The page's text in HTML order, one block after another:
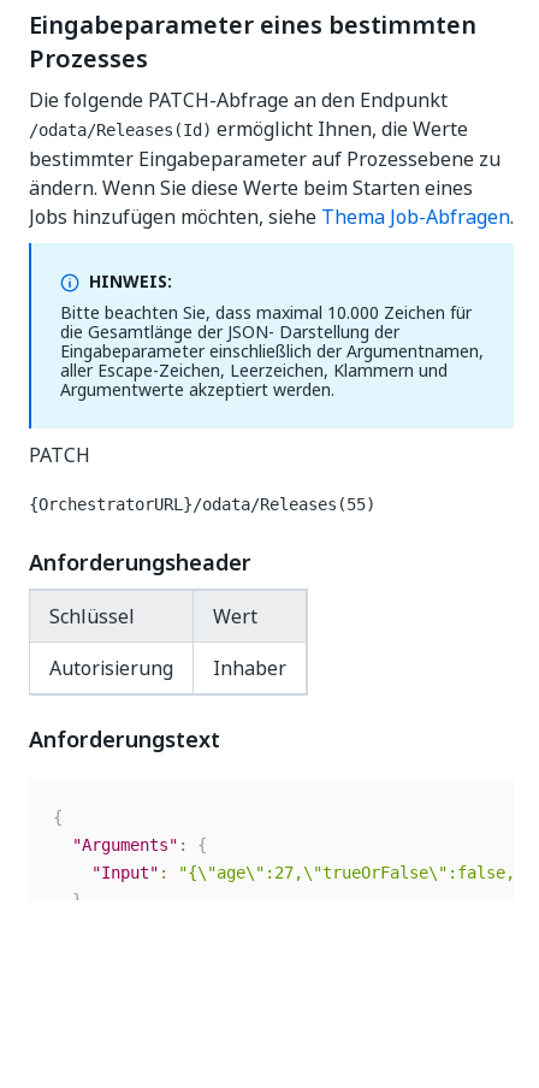
Eingabeparameter eines bestimmten
Prozesses
Die folgende PATCH-Abfrage an den Endpunkt
/odata/Releases(Id) ermöglicht Ihnen, die Werte
bestimmter Eingabeparameter auf Prozessebene zu
ändern. Wenn Sie diese Werte beim Starten eines
Jobs hinzufügen möchten, siehe Thema Job-Abfragen.
HINWEIS:
Bitte beachten Sie, dass maximal 10.000 Zeichen für
die Gesamtlänge der JSON- Darstellung der
Eingabeparameter einschließlich der Argumentnamen,
aller Escape-Zeichen, Leerzeichen, Klammern und
Argumentwerte akzeptiert werden.
PATCH
{OrchestratorURL}/odata/Releases(55)
Anforderungsheader
Schlüssel
Wert
Autorisierung
Inhaber
Anforderungstext
{
"Arguments" :
{
"Input" :
}